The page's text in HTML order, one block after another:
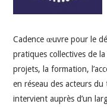
Cadence œuvre pour le
pratiques collectives de
projets, la formation,
en réseau des acteurs
intervient auprès d’un